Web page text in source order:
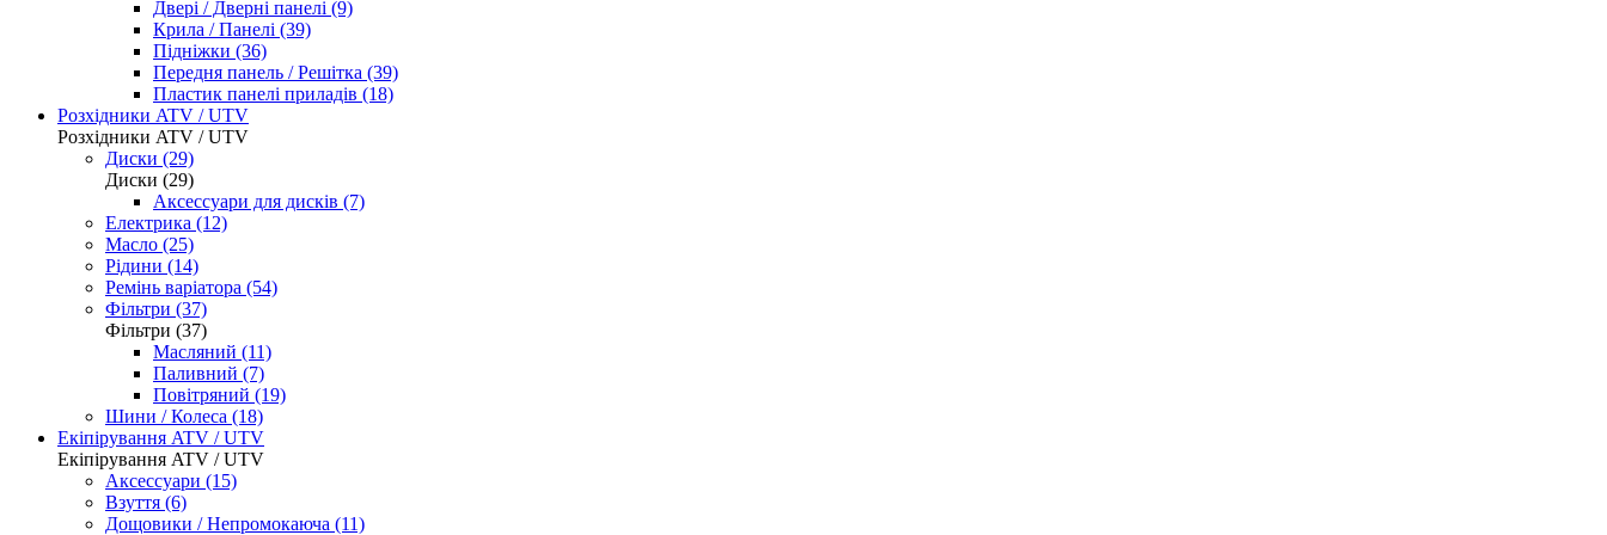
Двері / Дверні панелі (9)
Крила / Панелі (39)
Підніжки (36)
Передня панель / Решітка (39)
Пластик панелі приладів (18)
Розхідники ATV / UTV
Розхідники ATV / UTV
Диски (29)
Диски (29)
Аксессуари для дисків (7)
Електрика (12)
Масло (25)
Рідини (14)
Ремінь варіатора (54)
Фільтри (37)
Фільтри (37)
Масляний (11)
Паливний (7)
Повітряний (19)
Шини / Колеса (18)
Екіпірування ATV / UTV
Екіпірування ATV / UTV
Аксессуари (15)
Взуття (6)
Дощовики / Непромокаюча (11)